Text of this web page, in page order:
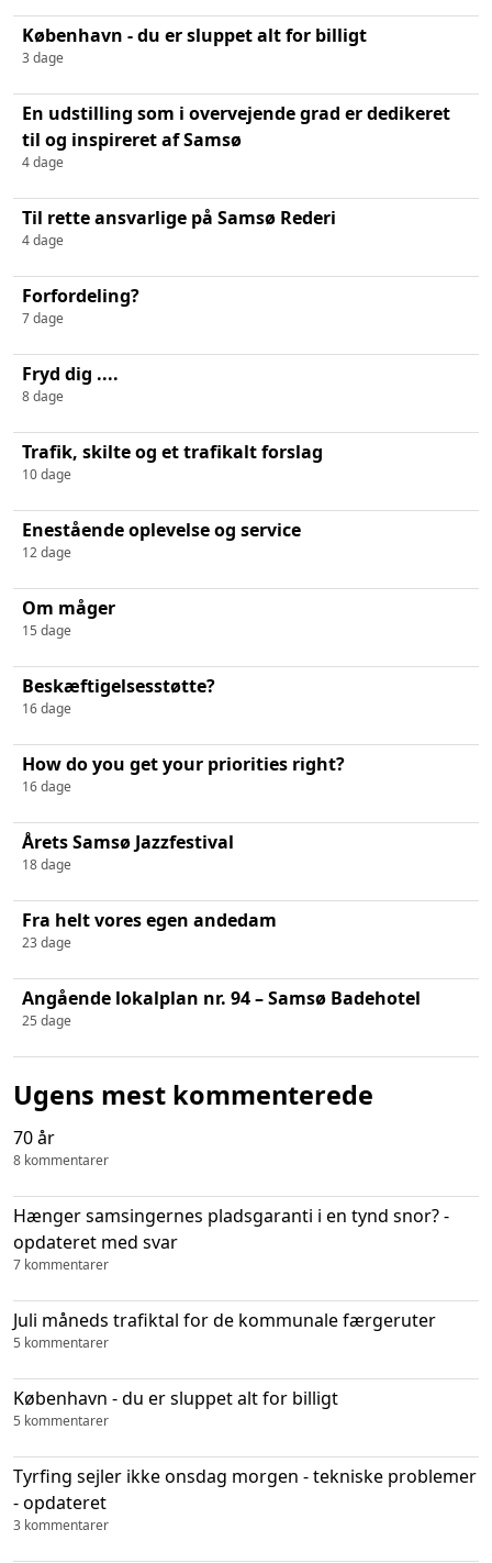
København - du er sluppet alt for billigt
3 dage
En udstilling som i overvejende grad er dedikeret
til og inspireret af Samsø
4 dage
Til rette ansvarlige på Samsø Rederi
4 dage
Forfordeling?
7 dage
Fryd dig ....
8 dage
Trafik, skilte og et trafikalt forslag
10 dage
Enestående oplevelse og service
12 dage
Om måger
15 dage
Beskæftigelsesstøtte?
16 dage
How do you get your priorities right?
16 dage
Årets Samsø Jazzfestival
18 dage
Fra helt vores egen andedam
23 dage
Angående lokalplan nr. 94 – Samsø Badehotel
25 dage
Ugens mest kommenterede
70 år
8 kommentarer
Hænger samsingernes pladsgaranti i en tynd snor? -
opdateret med svar
7 kommentarer
Juli måneds trafiktal for de kommunale færgeruter
5 kommentarer
København - du er sluppet alt for billigt
5 kommentarer
Tyrfing sejler ikke onsdag morgen - tekniske problemer
- opdateret
3 kommentarer